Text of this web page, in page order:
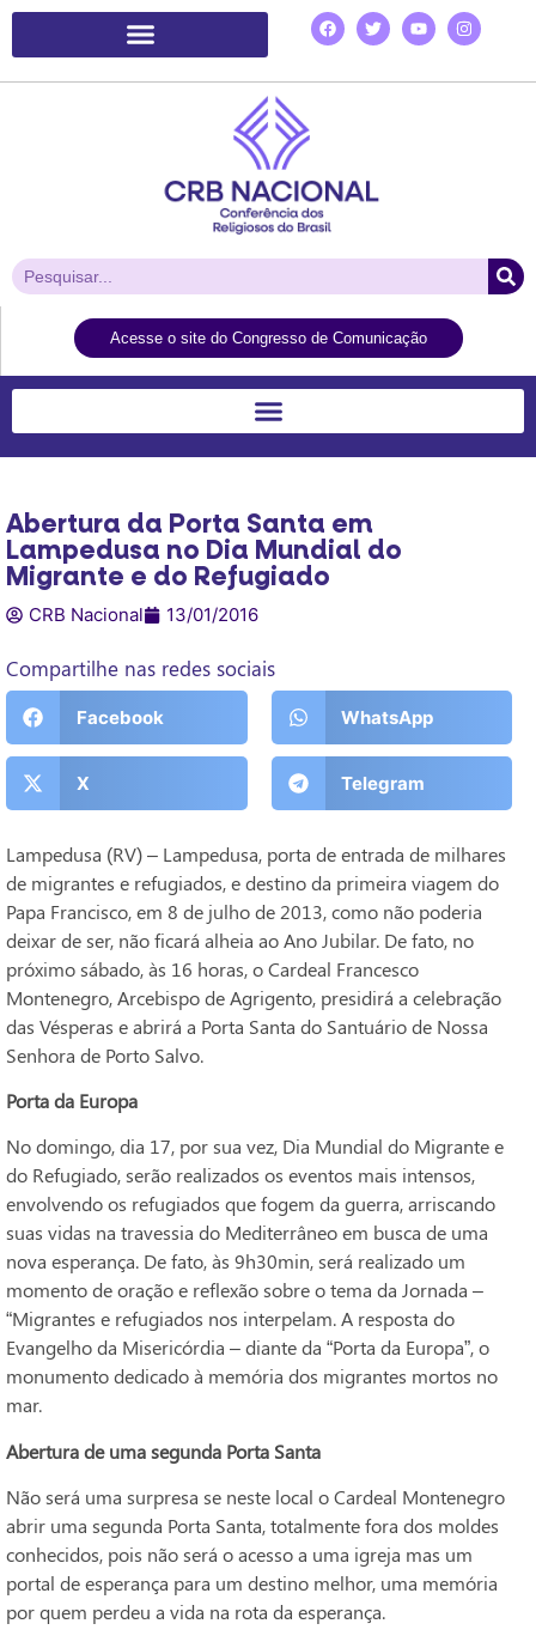
Acesse o site do Congresso de Comunicação
Abertura da Porta Santa em
Lampedusa no Dia Mundial do
Migrante e do Refugiado
CRB Nacional 13/01/2016
Compartilhe nas redes sociais
Facebook WhatsApp
X Telegram
Lampedusa (RV) – Lampedusa, porta de entrada de milhares
de migrantes e refugiados, e destino da primeira viagem do
Papa Francisco, em 8 de julho de 2013, como não poderia
deixar de ser, não ficará alheia ao Ano Jubilar. De fato, no
próximo sábado, às 16 horas, o Cardeal Francesco
Montenegro, Arcebispo de Agrigento, presidirá a celebração
das Vésperas e abrirá a Porta Santa do Santuário de Nossa
Senhora de Porto Salvo.
Porta da Europa
No domingo, dia 17, por sua vez, Dia Mundial do Migrante e
do Refugiado, serão realizados os eventos mais intensos,
envolvendo os refugiados que fogem da guerra, arriscando
suas vidas na travessia do Mediterrâneo em busca de uma
nova esperança. De fato, às 9h30min, será realizado um
momento de oração e reflexão sobre o tema da Jornada –
“Migrantes e refugiados nos interpelam. A resposta do
Evangelho da Misericórdia – diante da “Porta da Europa”, o
monumento dedicado à memória dos migrantes mortos no
mar.
Abertura de uma segunda Porta Santa
Não será uma surpresa se neste local o Cardeal Montenegro
abrir uma segunda Porta Santa, totalmente fora dos moldes
conhecidos, pois não será o acesso a uma igreja mas um
portal de esperança para um destino melhor, uma memória
por quem perdeu a vida na rota da esperança.